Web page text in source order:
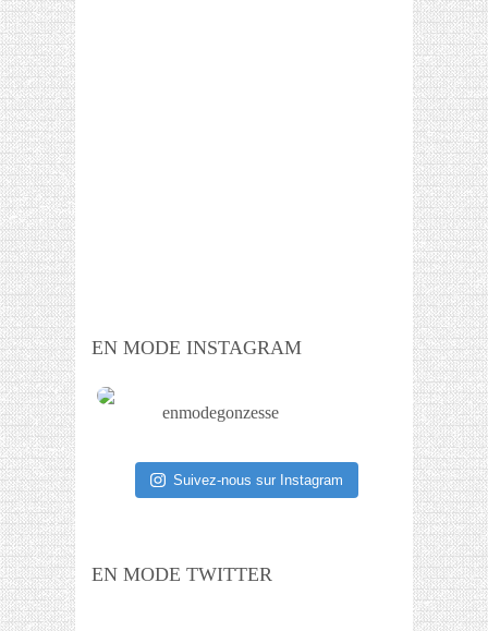
EN MODE INSTAGRAM
enmodegonzesse
Suivez-nous sur Instagram
EN MODE TWITTER